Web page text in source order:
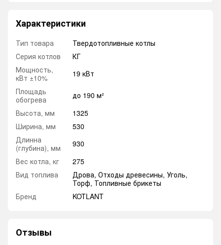
Характеристики
Тип товара
Твердотопливные котлы
Серия котлов
КГ
Мощность,
кВт ±10%
19 кВт
Площадь
обогрева
до 190 м²
Высота, мм
1325
Ширина, мм
530
Длинна
(глубина), мм
930
Вес котла, кг
275
Вид топлива
Дрова, Отходы древесины, Уголь,
Торф, Топливные брикеты
Бренд
KOTLANT
Отзывы